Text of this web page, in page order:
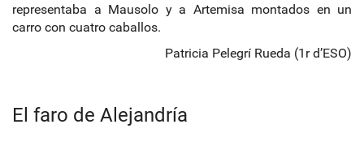
representaba a Mausolo y a Artemisa montados en un
carro con cuatro caballos.
Patricia Pelegrí Rueda (1r d’ESO)
El faro de Alejandría